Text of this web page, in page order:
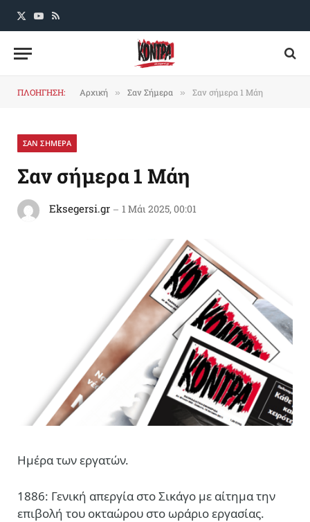
X
YouTube
RSS
ΠΛΟΗΓΗΣΗ: Αρχική » Σαν Σήμερα » Σαν σήμερα 1 Μάη
ΣΑΝ ΣΗΜΕΡΑ
Σαν σήμερα 1 Μάη
Eksegersi.gr 1 Μάι 2025, 00:01
Ημέρα των εργατών.
1886: Γενική απεργία στο Σικάγο με αίτημα την
επιβολή του οκταώρου στο ωράριο εργασίας.